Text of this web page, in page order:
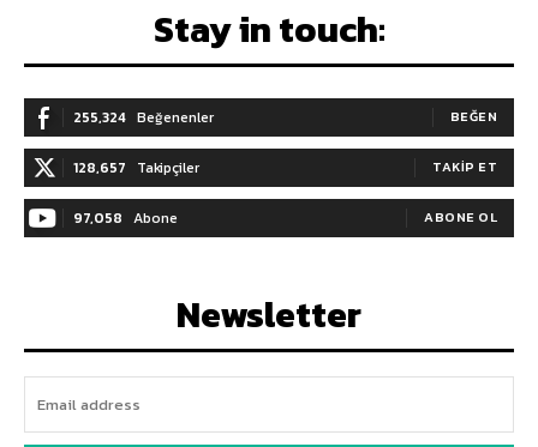
Stay in touch:
255,324 Beğenenler BEĞEN
128,657 Takipçiler TAKIP ET
97,058 Abone ABONE OL
Newsletter